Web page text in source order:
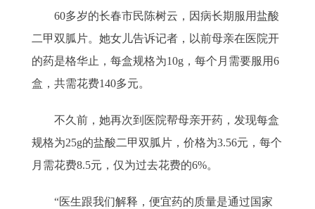
60多岁的长春市民陈树云，因病长期服用盐酸
二甲双胍片。她女儿告诉记者，以前母亲在医院开
的药是格华止，每盒规格为10g，每个月需要服用6
盒，共需花费140多元。
不久前，她再次到医院帮母亲开药，发现每盒
规格为25g的盐酸二甲双胍片，价格为3.56元，每个
月需花费8.5元，仅为过去花费的6%。
“医生跟我们解释，便宜药的质量是通过国家